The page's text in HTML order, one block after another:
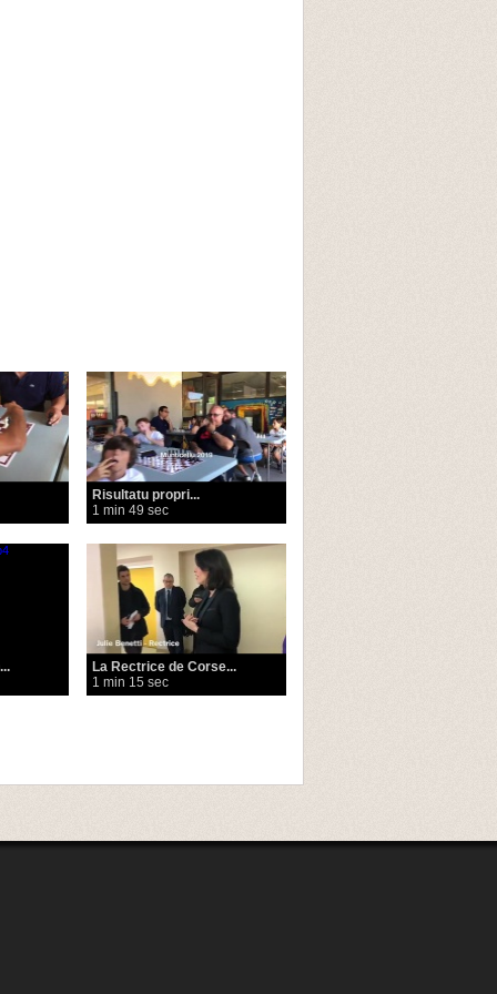
Risultatu propri...
1 min 49 sec
La Rectrice de Corse...
1 min 15 sec